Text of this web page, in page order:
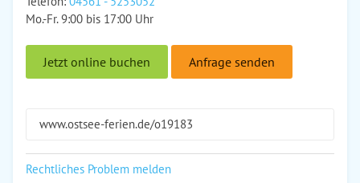
Mo.-Fr. 9:00 bis 17:00 Uhr
Jetzt online buchen Anfrage senden
www.ostsee-ferien.de/o19183
Rechtliches Problem melden